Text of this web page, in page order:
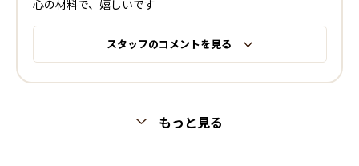
心の材料で、嬉しいです
スタッフのコメントを見る
もっと見る